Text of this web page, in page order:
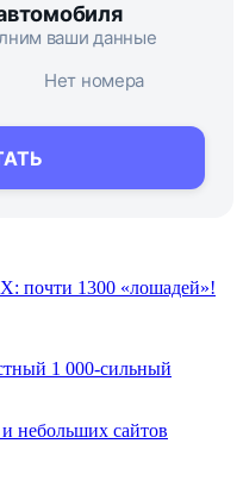
ваши данные
Нет номера
почти 1300 «лошадей»!
1 000-сильный